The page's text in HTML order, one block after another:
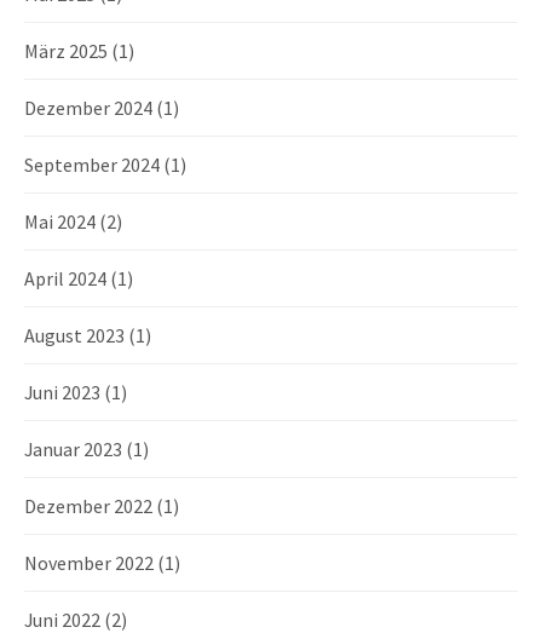
März 2025 (1)
Dezember 2024 (1)
September 2024 (1)
Mai 2024 (2)
April 2024 (1)
August 2023 (1)
Juni 2023 (1)
Januar 2023 (1)
Dezember 2022 (1)
November 2022 (1)
Juni 2022 (2)